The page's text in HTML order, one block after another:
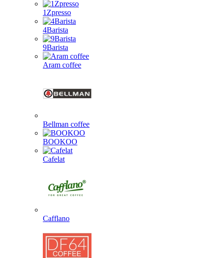
1Zpresso
4Barista
9Barista
Aram coffee
Bellman coffee
BOOKOO
Cafelat
Cafflano